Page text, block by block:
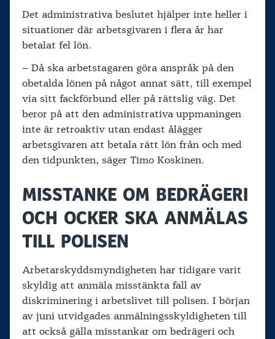
Det administrativa beslutet hjälper inte heller i
situationer där arbetsgivaren i flera år har
betalat fel lön.
– Då ska arbetstagaren göra anspråk på den
obetalda lönen på något annat sätt, till exempel
via sitt fackförbund eller på rättslig väg. Det
beror på att den administrativa uppmaningen
inte är retroaktiv utan endast ålägger
arbetsgivaren att betala rätt lön från och med
den tidpunkten, säger Timo Koskinen.
MISSTANKE OM BEDRÄGERI
OCH OCKER SKA ANMÄLAS
TILL POLISEN
Arbetarskyddsmyndigheten har tidigare varit
skyldig att anmäla misstänkta fall av
diskriminering i arbetslivet till polisen. I början
av juni utvidgades anmälningsskyldigheten till
att också gälla misstankar om bedrägeri och